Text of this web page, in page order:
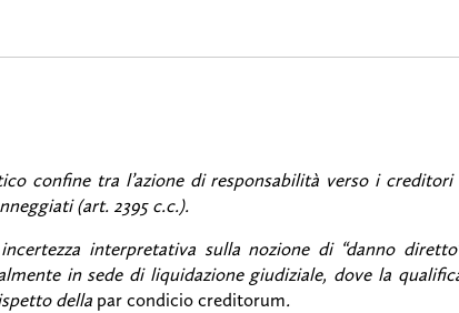
confine tra l’azione di responsabilità verso i creditori
(art. 2395 c.c.).
interpretativa sulla nozione di “danno
in sede di liquidazione giudiziale, dove la
della par condicio creditorum.